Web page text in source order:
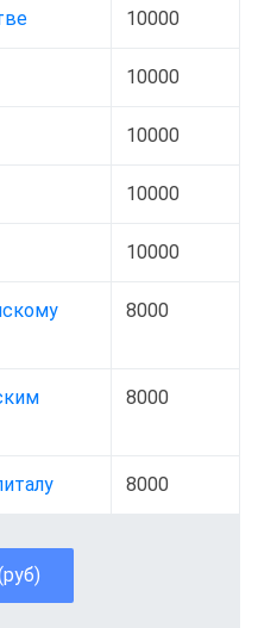
10000
10000
10000
10000
10000
8000
8000
8000